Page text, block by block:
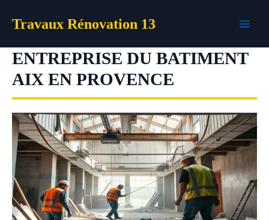
Travaux Rénovation 13
ENTREPRISE DU BATIMENT
AIX EN PROVENCE